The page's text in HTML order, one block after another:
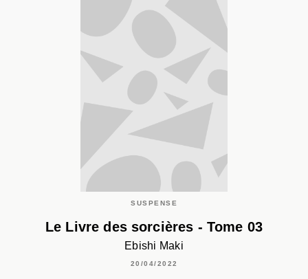
SUSPENSE
Le Livre des sorcières - Tome 03
Ebishi Maki
20/04/2022